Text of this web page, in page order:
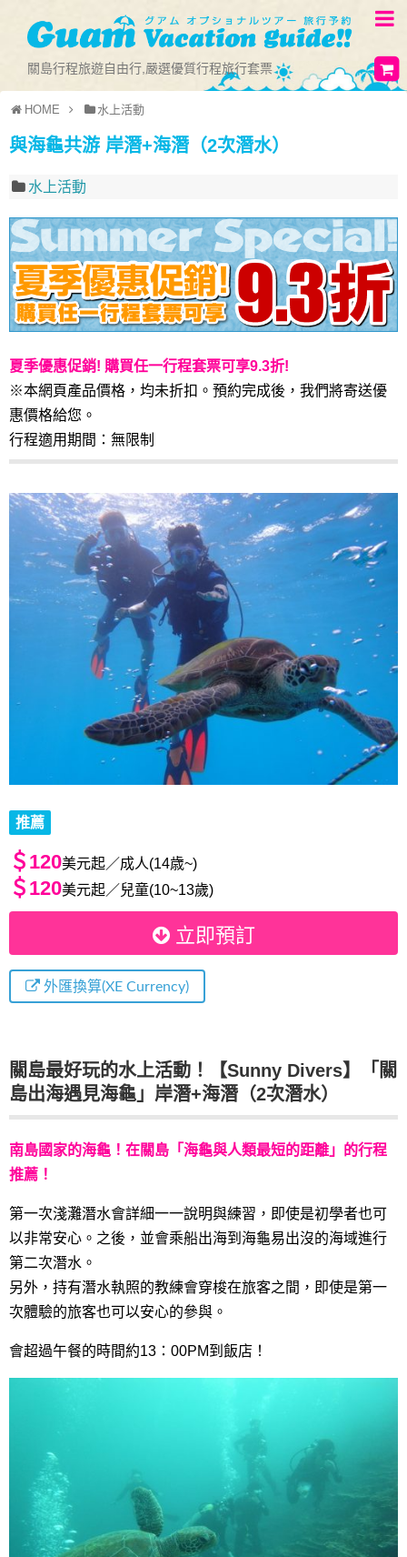
關島行程旅遊自由行,嚴選優質行程旅行套票
HOME 水上活動
與海龜共游 岸潛+海潛（2次潛水）
水上活動
夏季優惠促銷! 購買任一行程套票可享9.3折!
※本網頁產品價格，均未折扣。預約完成後，我們將寄送優
惠價格給您。
行程適用期間：無限制
推薦
＄120美元起／成人(14歳~)
＄120美元起／兒童(10~13歲)
立即預訂
外匯換算(XE Currency)
關島最好玩的水上活動！【Sunny Divers】「關
島出海遇見海龜」岸潛+海潛（2次潛水）
南島國家的海龜！在關島「海龜與人類最短的距離」的行程
推薦！
第一次淺灘潛水會詳細一一說明與練習，即使是初學者也可
以非常安心。之後，並會乘船出海到海龜易出沒的海域進行
第二次潛水。
另外，持有潛水執照的教練會穿梭在旅客之間，即使是第一
次體驗的旅客也可以安心的參與。
會超過午餐的時間約13：00PM到飯店！